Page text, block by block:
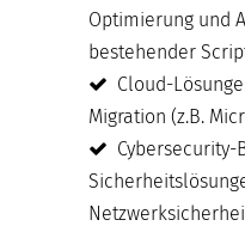
Optimierung und
bestehender
Cloud-
Migration (z.B.
Cybersecurity-